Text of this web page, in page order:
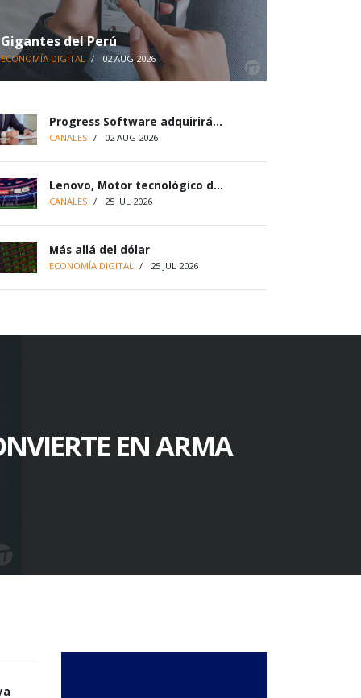
Gigantes del Perú
ECONOMÍA DIGITAL / 02 AUG 2026
Progress Software adquirirá...
CANALES / 02 AUG 2026
Lenovo, Motor tecnológico d...
CANALES / 25 JUL 2026
Más allá del dólar
ECONOMÍA DIGITAL / 25 JUL 2026
EN ARMA